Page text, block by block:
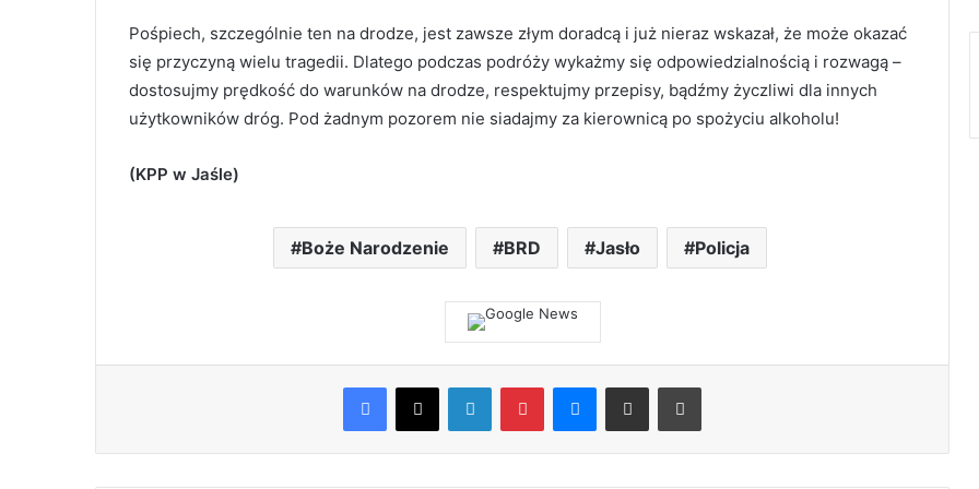
Pośpiech, szczególnie ten na drodze, jest zawsze złym doradcą i już nieraz wskazał, że może okazać
się przyczyną wielu tragedii. Dlatego podczas podróży wykażmy się odpowiedzialnością i rozwagą –
dostosujmy prędkość do warunków na drodze, respektujmy przepisy, bądźmy życzliwi dla innych
użytkowników dróg. Pod żadnym pozorem nie siadajmy za kierownicą po spożyciu alkoholu!
(KPP w Jaśle)
Boże Narodzenie BRD Jasło Policja
Facebook
X LinkedInPinterestMessenger
Share via Email Print